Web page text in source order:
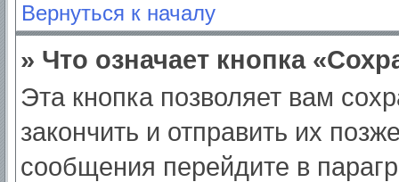
Вернуться к началу
» Что означает кнопка
Эта кнопка позволяет вам
закончить и отправить их
сообщения перейдите в